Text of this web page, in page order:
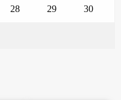
28 29 30